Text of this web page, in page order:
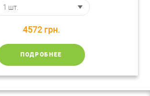
4572 грн.
ПОДРОБНЕЕ